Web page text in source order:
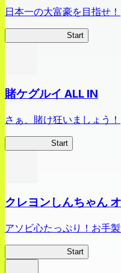
日本一の大富豪を目指せ！
Start
賭ケグルイ ALL IN
さぁ、賭け狂いましょう！
Start
クレヨンしんちゃん
アソビ心たっぷり！お手
Start